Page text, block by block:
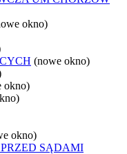
okno)
(nowe okno)
okno)
okno)
SĄDAMI